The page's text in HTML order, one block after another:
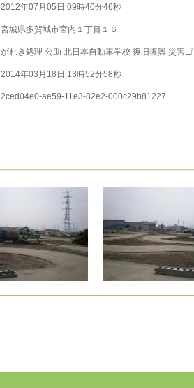
2012年07月05日 09時40分46秒
宮城県多賀城市宮内１丁目１６
がれき処理 公助 北日本自動車学校 復旧復興 災害
2014年03月18日 13時52分58秒
2ced04e0-ae59-11e3-82e2-000c29b81227